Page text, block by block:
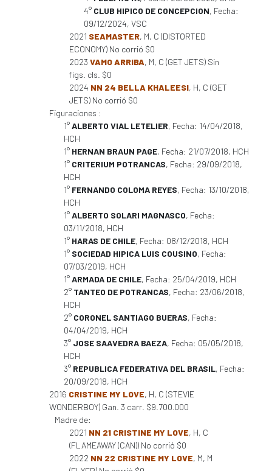
4° CLUB HIPICO DE CONCEPCION, Fecha:
09/12/2024, VSC
2021 SEAMASTER, M, C (DISTORTED
ECONOMY) No corrió $0
2023 VAMO ARRIBA, M, C (GET JETS) Sin
figs. cls. $0
2024 NN 24 BELLA KHALEESI, H, C (GET
JETS) No corrió $0
Figuraciones :
1°ALBERTO VIAL LETELIER, Fecha: 14/04/2018,
HCH
1° HERNAN BRAUN PAGE, Fecha: 21/07/2018, HCH
1° CRITERIUM POTRANCAS, Fecha: 29/09/2018,
HCH
1° FERNANDO COLOMA REYES, Fecha: 13/10/2018,
HCH
1°ALBERTO SOLARI MAGNASCO, Fecha:
03/11/2018, HCH
1° HARAS DE CHILE, Fecha: 08/12/2018, HCH
1° SOCIEDAD HIPICA LUIS COUSINO, Fecha:
07/03/2019, HCH
1°ARMADA DE CHILE, Fecha: 25/04/2019, HCH
2° TANTEO DE POTRANCAS, Fecha: 23/06/2018,
HCH
2° CORONEL SANTIAGO BUERAS, Fecha:
04/04/2019, HCH
3° JOSE SAAVEDRA BAEZA, Fecha: 05/05/2018,
HCH
3° REPUBLICA FEDERATIVA DEL BRASIL, Fecha:
20/09/2018, HCH
2016 CRISTINE MY LOVE, H, C (STEVIE
WONDERBOY) Gan. 3 carr. $9.700.000
Madre de:
2021 NN 21 CRISTINE MY LOVE, H, C
(FLAMEAWAY (CAN)) No corrió $0
2022 NN 22 CRISTINE MY LOVE, M, M